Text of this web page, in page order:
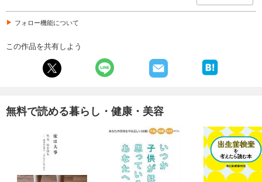
フォロー機能について
この作品を共有しよう
無料で読める暮らし・健康・美容